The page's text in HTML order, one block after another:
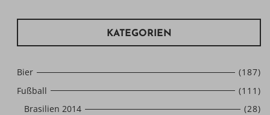
KATEGORIEN
Bier
(187)
Fußball
(111)
Brasilien 2014
(28)